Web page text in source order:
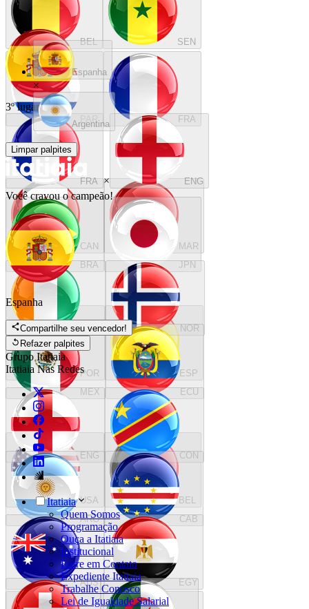
BEL SEN
PAR FRA
CAN MAR
POR ESP
USA BEL
3º lugar
FRA × ENG
BRA JPN
CDM NOR
MEX ECU
ENG CON
ARG CAB
AUS EGY
Espanha
×
Argentina
Limpar palpites
Você cravou o campeão!
Espanha
Compartilhe seu vencedor!
Refazer palpites
Grupo Itatiaia
Itatiaia Nas Redes
Itatiaia
Quem Somos
Programação
Ouça a Itatiaia
Institucional
Entre em Contato
Expediente Itatiaia
Trabalhe Conosco
Lei de Igualdade Salarial